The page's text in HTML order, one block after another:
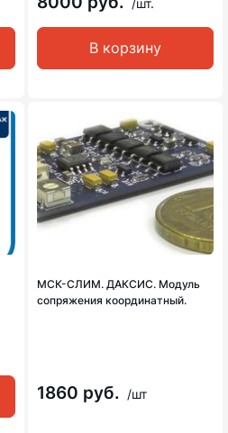
/шт.
В корзину
МСК-СЛИМ. ДАКСИС. Модуль
сопряжения координатный.
1860 руб. /шт